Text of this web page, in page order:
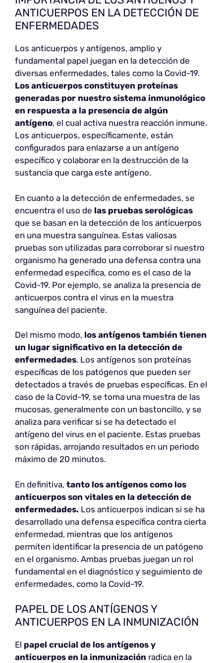
ANTICUERPOS EN LA DETECCIÓN DE
ENFERMEDADES
Los anticuerpos y antígenos, amplio y
fundamental papel juegan en la detección de
diversas enfermedades, tales como la Covid-19.
Los anticuerpos constituyen proteínas
generadas por nuestro sistema inmunológico
en respuesta a la presencia de algún
antígeno, el cual activa nuestra reacción inmune.
Los anticuerpos, específicamente, están
configurados para enlazarse a un antígeno
específico y colaborar en la destrucción de la
sustancia que carga este antígeno.
En cuanto a la detección de enfermedades, se
encuentra el uso de las pruebas serológicas
que se basan en la detección de los anticuerpos
en una muestra sanguínea. Estas valiosas
pruebas son utilizadas para corroborar si nuestro
organismo ha generado una defensa contra una
enfermedad específica, como es el caso de la
Covid-19. Por ejemplo, se analiza la presencia de
anticuerpos contra el virus en la muestra
sanguínea del paciente.
Del mismo modo, los antígenos también tienen
un lugar significativo en la detección de
enfermedades. Los antígenos son proteínas
específicas de los patógenos que pueden ser
detectados a través de pruebas específicas. En el
caso de la Covid-19, se toma una muestra de las
mucosas, generalmente con un bastoncillo, y se
analiza para verificar si se ha detectado el
antígeno del virus en el paciente. Estas pruebas
son rápidas, arrojando resultados en un periodo
máximo de 20 minutos.
En definitiva, tanto los antígenos como los
anticuerpos son vitales en la detección de
enfermedades. Los anticuerpos indican si se ha
desarrollado una defensa específica contra cierta
enfermedad, mientras que los antígenos
permiten identificar la presencia de un patógeno
en el organismo. Ambas pruebas juegan un rol
fundamental en el diagnóstico y seguimiento de
enfermedades, como la Covid-19.
PAPEL DE LOS ANTÍGENOS Y
ANTICUERPOS EN LA INMUNIZACIÓN
El papel crucial de los antígenos y
anticuerpos en la inmunización radica en la